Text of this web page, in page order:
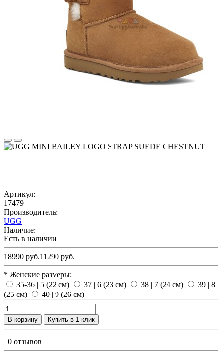
Артикул:
17479
Производитель:
UGG
Наличие:
Есть в наличии
18990 руб.11290 руб.
* Женские размеры:
35-36 | 5 (22 см)
37 | 6 (23 см) 38 | 7 (24 см)
39 | 8
(25 см)
40 | 9 (26 см)
В корзину Купить в 1 клик
0 отзывов